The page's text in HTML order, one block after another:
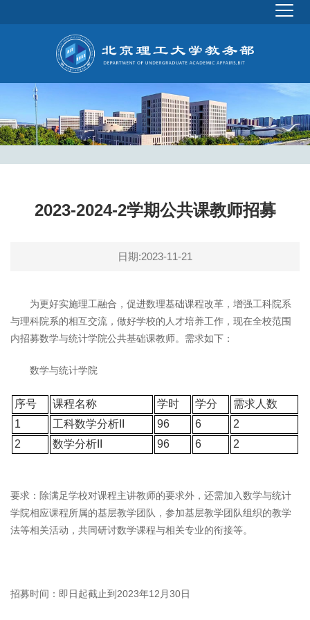
2023-2024-2学期公共课教师招募
日期:2023-11-21
为更好实施理工融合，促进数理基础课程改革，增强工科院系
与理科院系的相互交流，做好学校的人才培养工作，现在全校范围
内招募数学与统计学院公共基础课教师。需求如下：
数学与统计学院
序号 课程名称 学时 学分
需求人数
1
工科数学分析II 96 6
2
2
数学分析II 96 6 2
要求：除满足学校对课程主讲教师的要求外，还需加入数学与统计
学院相应课程所属的基层教学团队，参加基层教学团队组织的教学
法等相关活动，共同研讨数学课程与相关专业的衔接等。
招募时间：即日起截止到2023年12月30日